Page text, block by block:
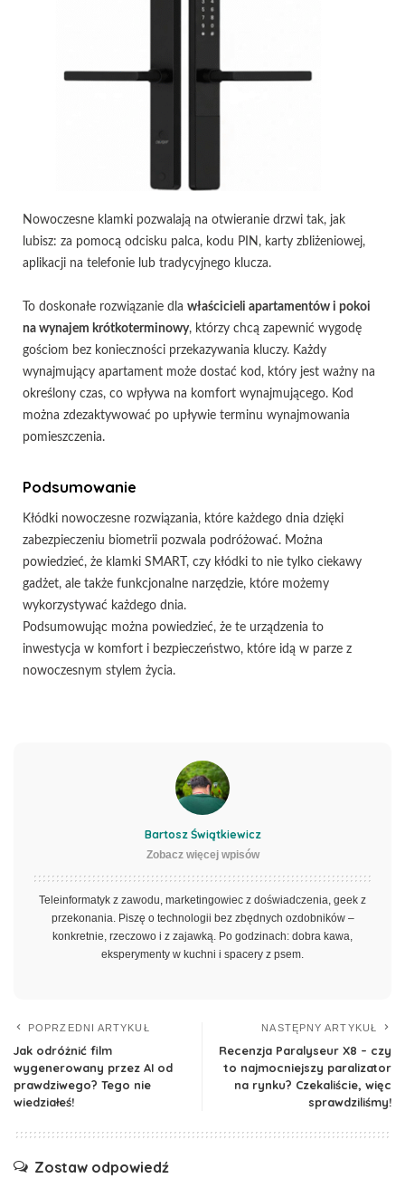
Nowoczesne klamki pozwalają na otwieranie drzwi tak, jak
lubisz: za pomocą odcisku palca, kodu PIN, karty zbliżeniowej,
aplikacji na telefonie lub tradycyjnego klucza.
To doskonałe rozwiązanie dla właścicieli apartamentów i pokoi
na wynajem krótkoterminowy, którzy chcą zapewnić wygodę
gościom bez konieczności przekazywania kluczy. Każdy
wynajmujący apartament może dostać kod, który jest ważny na
określony czas, co wpływa na komfort wynajmującego. Kod
można zdezaktywować po upływie terminu wynajmowania
pomieszczenia.
Podsumowanie
Kłódki nowoczesne rozwiązania, które każdego dnia dzięki
zabezpieczeniu biometrii pozwala podróżować. Można
powiedzieć, że klamki SMART, czy kłódki to nie tylko ciekawy
gadżet, ale także funkcjonalne narzędzie, które możemy
wykorzystywać każdego dnia.
Podsumowując można powiedzieć, że te urządzenia to
inwestycja w komfort i bezpieczeństwo, które idą w parze z
nowoczesnym stylem życia.
Bartosz Świątkiewicz
Zobacz więcej wpisów
Teleinformatyk z zawodu, marketingowiec z doświadczenia, geek z
przekonania. Piszę o technologii bez zbędnych ozdobników –
konkretnie, rzeczowo i z zajawką. Po godzinach: dobra kawa,
eksperymenty w kuchni i spacery z psem.
POPRZEDNI ARTYKUŁ
Jak odróżnić film
wygenerowany przez AI od
prawdziwego? Tego nie
wiedziałeś!
NASTĘPNY ARTYKUŁ
Recenzja Paralyseur X8 – czy
to najmocniejszy paralizator
na rynku? Czekaliście, więc
sprawdziliśmy!
Zostaw odpowiedź